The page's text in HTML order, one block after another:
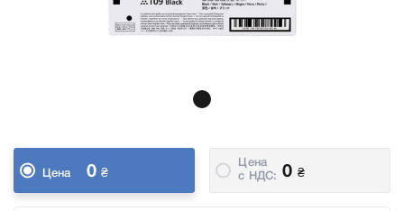
Цена 0 ₴
Цена
c НДС:
0 ₴